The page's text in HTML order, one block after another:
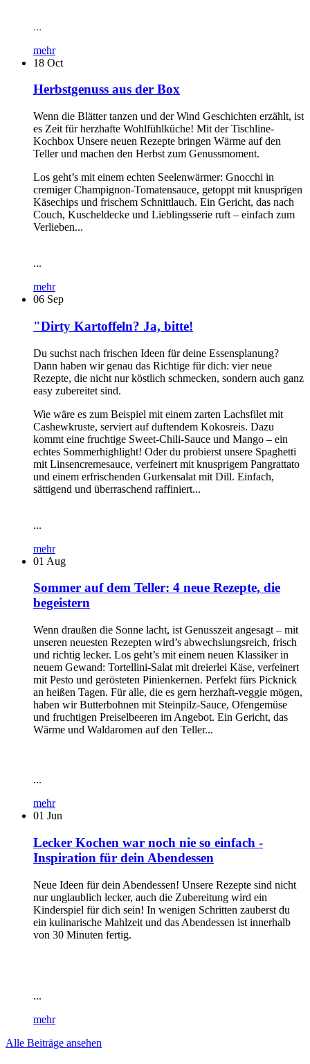
...
mehr
18 Oct
Herbstgenuss aus der Box
Wenn die Blätter tanzen und der Wind Geschichten erzählt, ist
es Zeit für herzhafte Wohlfühlküche! Mit der Tischline-
Kochbox Unsere neuen Rezepte bringen Wärme auf den
Teller und machen den Herbst zum Genussmoment.
Los geht’s mit einem echten Seelenwärmer: Gnocchi in
cremiger Champignon-Tomatensauce, getoppt mit knusprigen
Käsechips und frischem Schnittlauch. Ein Gericht, das nach
Couch, Kuscheldecke und Lieblingsserie ruft – einfach zum
Verlieben...
...
mehr
06 Sep
"Dirty Kartoffeln? Ja, bitte!
Du suchst nach frischen Ideen für deine Essensplanung?
Dann haben wir genau das Richtige für dich: vier neue
Rezepte, die nicht nur köstlich schmecken, sondern auch ganz
easy zubereitet sind.
Wie wäre es zum Beispiel mit einem zarten Lachsfilet mit
Cashewkruste, serviert auf duftendem Kokosreis. Dazu
kommt eine fruchtige Sweet-Chili-Sauce und Mango – ein
echtes Sommerhighlight! Oder du probierst unsere Spaghetti
mit Linsencremesauce, verfeinert mit knusprigem Pangrattato
und einem erfrischenden Gurkensalat mit Dill. Einfach,
sättigend und überraschend raffiniert...
...
mehr
01 Aug
Sommer auf dem Teller: 4 neue Rezepte, die
begeistern
Wenn draußen die Sonne lacht, ist Genusszeit angesagt – mit
unseren neuesten Rezepten wird’s abwechslungsreich, frisch
und richtig lecker. Los geht’s mit einem neuen Klassiker in
neuem Gewand: Tortellini-Salat mit dreierlei Käse, verfeinert
mit Pesto und gerösteten Pinienkernen. Perfekt fürs Picknick
an heißen Tagen. Für alle, die es gern herzhaft-veggie mögen,
haben wir Butterbohnen mit Steinpilz-Sauce, Ofengemüse
und fruchtigen Preiselbeeren im Angebot. Ein Gericht, das
Wärme und Waldaromen auf den Teller...
...
mehr
01 Jun
Lecker Kochen war noch nie so einfach -
Inspiration für dein Abendessen
Neue Ideen für dein Abendessen! Unsere Rezepte sind nicht
nur unglaublich lecker, auch die Zubereitung wird ein
Kinderspiel für dich sein! In wenigen Schritten zauberst du
ein kulinarische Mahlzeit und das Abendessen ist innerhalb
von 30 Minuten fertig.
...
mehr
Alle Beiträge ansehen